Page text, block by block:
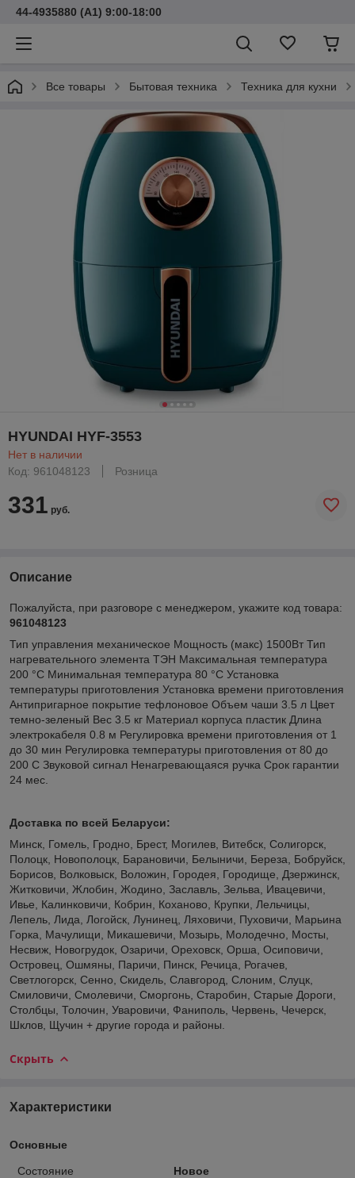
44-4935880 (A1) 9:00-18:00
Все товары Бытовая техника Техника для кухни
HYUNDAI HYF-3553
Нет в наличии
Код: 961048123
Розница
331 руб.
Описание
Пожалуйста, при разговоре с менеджером, укажите код товара:
961048123
Тип управления механическое Мощность (макс) 1500Вт Тип
нагревательного элемента ТЭН Максимальная температура
200 °С Минимальная температура 80 °С Установка
температуры приготовления Установка времени приготовления
Антипригарное покрытие тефлоновое Объем чаши 3.5 л Цвет
темно-зеленый Вес 3.5 кг Материал корпуса пластик Длина
электрокабеля 0.8 м Регулировка времени приготовления от 1
до 30 мин Регулировка температуры приготовления от 80 до
200 С Звуковой сигнал Ненагревающаяся ручка Срок гарантии
24 мес.
Доставка по всей Беларуси:
Минск, Гомель, Гродно, Брест, Могилев, Витебск, Солигорск,
Полоцк, Новополоцк, Барановичи, Белыничи, Береза, Бобруйск,
Борисов, Волковыск, Воложин, Городея, Городище, Дзержинск,
Житковичи, Жлобин, Жодино, Заславль, Зельва, Ивацевичи,
Ивье, Калинковичи, Кобрин, Коханово, Крупки, Лельчицы,
Лепель, Лида, Логойск, Лунинец, Ляховичи, Пуховичи, Марьина
Горка, Мачулищи, Микашевичи, Мозырь, Молодечно, Мосты,
Несвиж, Новогрудок, Озаричи, Ореховск, Орша, Осиповичи,
Островец, Ошмяны, Паричи, Пинск, Речица, Рогачев,
Светлогорск, Сенно, Скидель, Славгород, Слоним, Слуцк,
Смиловичи, Смолевичи, Сморгонь, Старобин, Старые Дороги,
Столбцы, Толочин, Уваровичи, Фаниполь, Червень, Чечерск,
Шклов, Щучин + другие города и районы.
Скрыть
Характеристики
Основные
Состояние Новое